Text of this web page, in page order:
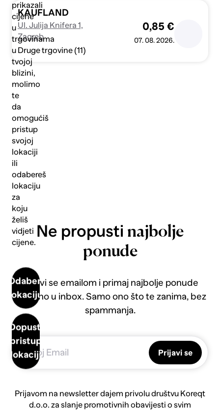
prikazali
cijene
u
trgovinama
u
tvojoj
blizini,
molimo
te
da
omogućiš
pristup
svojoj
lokaciji
ili
odabereš
lokaciju
za
koju
želiš
vidjeti
cijene.
Odaberi
lokaciju
Dopusti
pristup
lokaciji
Pošalji
KAUFLAND
Ul. Julija Knifera 1,
Zagreb
Druge trgovine (11)
0,85 €
07. 08. 2026.
Ne propusti najbolje
ponude
Prijavi se emailom i primaj najbolje ponude
direktno u inbox. Samo ono što te zanima, bez
spammanja.
Prijavi se
Prijavom na newsletter dajem privolu društvu Koreqt
d.o.o. za slanje promotivnih obavijesti o svim